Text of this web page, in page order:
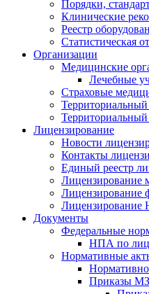
Порядки,
Клинические
Реестр
Статистическая
Организации
Медицинские
Лечебные
Страховые
Лицензирование
Новости
Контакты
Единый реестр
Лицензирование
Лицензирование
Документы
Федеральные
НПА по
Нормативные
Приказы